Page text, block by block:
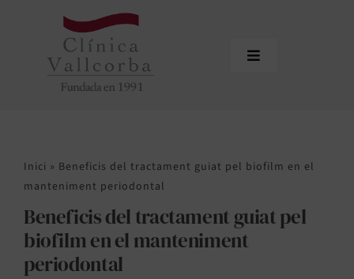
Toggle
Equip professional
Tractaments
Inici » Beneficis del tractament guiat pel biofilm en el
manteniment periodontal
Beneficis del tractament guiat pel
biofilm en el manteniment
periodontal